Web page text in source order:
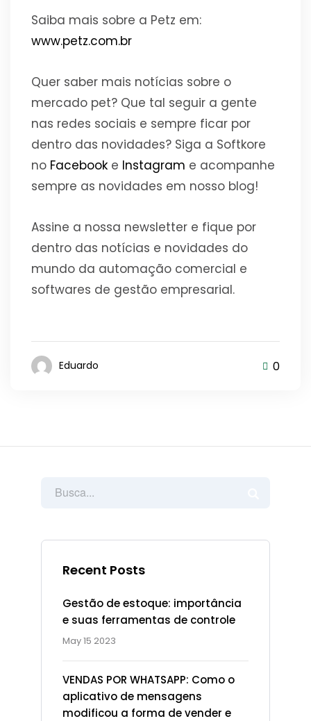
Recent Posts
Gestão de estoque: importância
e suas ferramentas de controle
May 15 2023
VENDAS POR WHATSAPP: Como o
aplicativo de mensagens
modificou a forma de vender e
Saiba mais sobre a Petz em:
www.petz.com.br
Quer saber mais notícias sobre o
mercado pet? Que tal seguir a gente
nas redes sociais e sempre ficar por
dentro das novidades? Siga a Softkore
no Facebook e Instagram e acompanhe
sempre as novidades em nosso blog!
Assine a nossa newsletter e fique por
dentro das notícias e novidades do
mundo da automação comercial e
softwares de gestão empresarial.
Eduardo 0